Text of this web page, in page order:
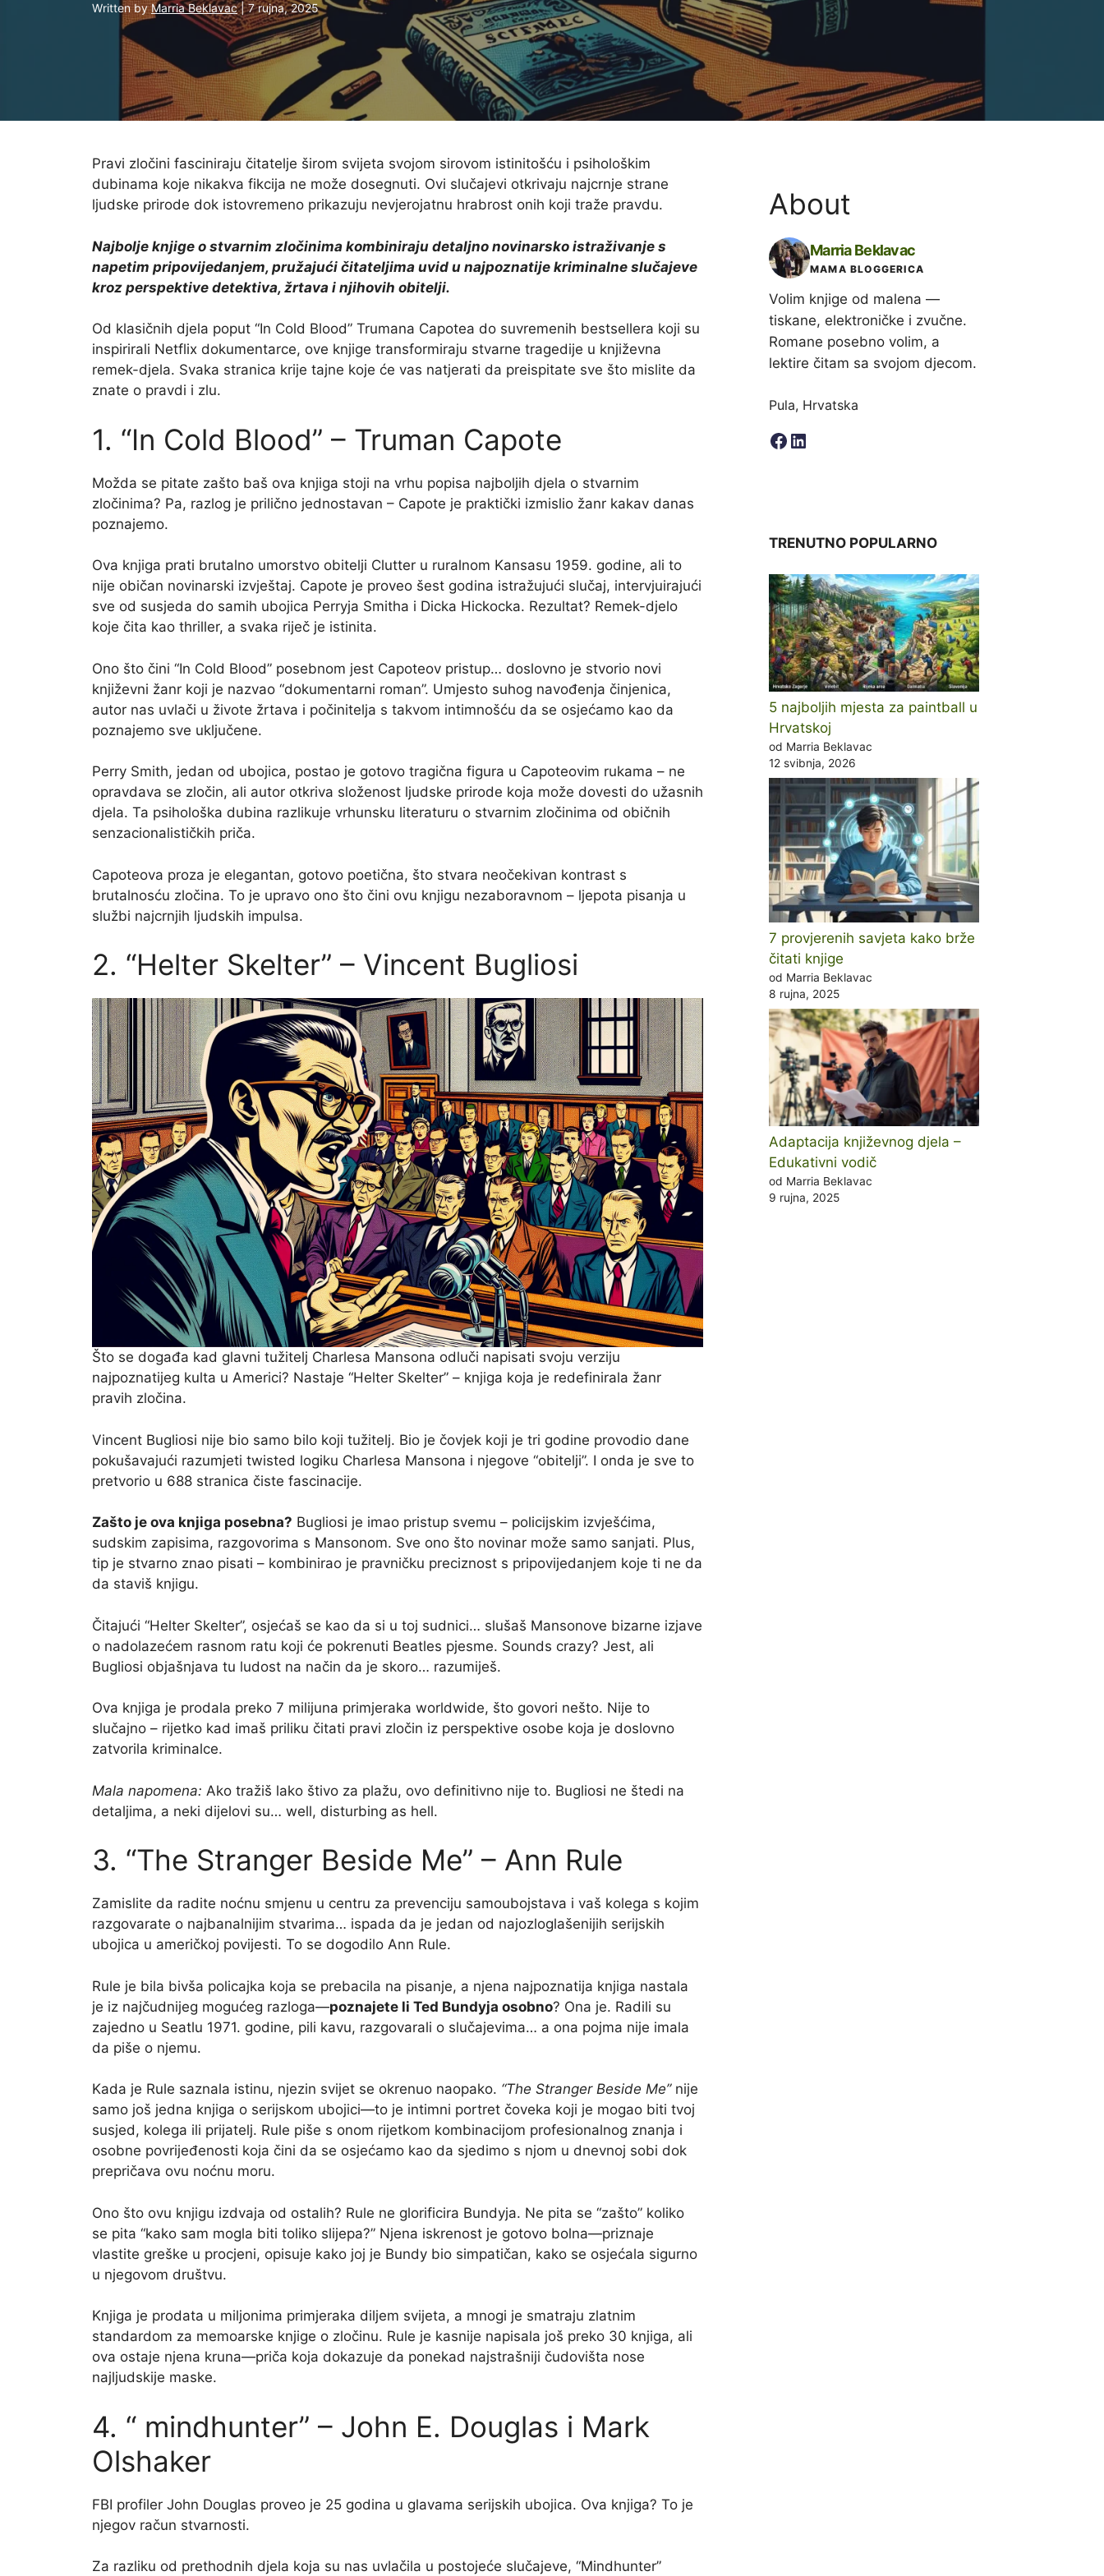
Written byMarria Beklavac| 7 rujna, 2025
Pravi zločini fasciniraju čitatelje širom svijeta svojom sirovom istinitošću i psihološkim
dubinama koje nikakva fikcija ne može dosegnuti. Ovi slučajevi otkrivaju najcrnje strane
ljudske prirode dok istovremeno prikazuju nevjerojatnu hrabrost onih koji traže pravdu.
Najbolje knjige o stvarnim zločinima kombiniraju detaljno novinarsko istraživanje s
napetim pripovijedanjem, pružajući čitateljima uvid u najpoznatije kriminalne slučajeve
kroz perspektive detektiva, žrtava i njihovih obitelji.
Od klasičnih djela poput “In Cold Blood” Trumana Capotea do suvremenih bestsellera koji su
inspirirali Netflix dokumentarce, ove knjige transformiraju stvarne tragedije u književna
remek-djela. Svaka stranica krije tajne koje će vas natjerati da preispitate sve što mislite da
znate o pravdi i zlu.
1. “In Cold Blood” – Truman Capote
Možda se pitate zašto baš ova knjiga stoji na vrhu popisa najboljih djela o stvarnim
zločinima? Pa, razlog je prilično jednostavan – Capote je praktički izmislio žanr kakav danas
poznajemo.
Ova knjiga prati brutalno umorstvo obitelji Clutter u ruralnom Kansasu 1959. godine, ali to
nije običan novinarski izvještaj. Capote je proveo šest godina istražujući slučaj, intervjuirajući
sve od susjeda do samih ubojica Perryja Smitha i Dicka Hickocka. Rezultat? Remek-djelo
koje čita kao thriller, a svaka riječ je istinita.
Ono što čini “In Cold Blood” posebnom jest Capoteov pristup… doslovno je stvorio novi
književni žanr koji je nazvao “dokumentarni roman”. Umjesto suhog navođenja činjenica,
autor nas uvlači u živote žrtava i počinitelja s takvom intimnošću da se osjećamo kao da
poznajemo sve uključene.
Perry Smith, jedan od ubojica, postao je gotovo tragična figura u Capoteovim rukama – ne
opravdava se zločin, ali autor otkriva složenost ljudske prirode koja može dovesti do užasnih
djela. Ta psihološka dubina razlikuje vrhunsku literaturu o stvarnim zločinima od običnih
senzacionalističkih priča.
Capoteova proza je elegantan, gotovo poetična, što stvara neočekivan kontrast s
brutalnosću zločina. To je upravo ono što čini ovu knjigu nezaboravnom – ljepota pisanja u
službi najcrnjih ljudskih impulsa.
2. “Helter Skelter” – Vincent Bugliosi
Što se događa kad glavni tužitelj Charlesa Mansona odluči napisati svoju verziju
najpoznatijeg kulta u Americi? Nastaje “Helter Skelter” – knjiga koja je redefinirala žanr
pravih zločina.
Vincent Bugliosi nije bio samo bilo koji tužitelj. Bio je čovjek koji je tri godine provodio dane
pokušavajući razumjeti twisted logiku Charlesa Mansona i njegove “obitelji”. I onda je sve to
pretvorio u 688 stranica čiste fascinacije.
Zašto je ova knjiga posebna? Bugliosi je imao pristup svemu – policijskim izvješćima,
sudskim zapisima, razgovorima s Mansonom. Sve ono što novinar može samo sanjati. Plus,
tip je stvarno znao pisati – kombinirao je pravničku preciznost s pripovijedanjem koje ti ne da
da staviš knjigu.
Čitajući “Helter Skelter”, osjećaš se kao da si u toj sudnici… slušaš Mansonove bizarne izjave
o nadolazećem rasnom ratu koji će pokrenuti Beatles pjesme. Sounds crazy? Jest, ali
Bugliosi objašnjava tu ludost na način da je skoro… razumiješ.
Ova knjiga je prodala preko 7 milijuna primjeraka worldwide, što govori nešto. Nije to
slučajno – rijetko kad imaš priliku čitati pravi zločin iz perspektive osobe koja je doslovno
zatvorila kriminalce.
Mala napomena: Ako tražiš lako štivo za plažu, ovo definitivno nije to. Bugliosi ne štedi na
detaljima, a neki dijelovi su… well, disturbing as hell.
3. “The Stranger Beside Me” – Ann Rule
Zamislite da radite noćnu smjenu u centru za prevenciju samoubojstava i vaš kolega s kojim
razgovarate o najbanalnijim stvarima… ispada da je jedan od najozloglašenijih serijskih
ubojica u američkoj povijesti. To se dogodilo Ann Rule.
Rule je bila bivša policajka koja se prebacila na pisanje, a njena najpoznatija knjiga nastala
je iz najčudnijeg mogućeg razloga—poznajete li Ted Bundyja osobno? Ona je. Radili su
zajedno u Seatlu 1971. godine, pili kavu, razgovarali o slučajevima… a ona pojma nije imala
da piše o njemu.
Kada je Rule saznala istinu, njezin svijet se okrenuo naopako. “The Stranger Beside Me”nije
samo još jedna knjiga o serijskom ubojici—to je intimni portret čoveka koji je mogao biti tvoj
susjed, kolega ili prijatelj. Rule piše s onom rijetkom kombinacijom profesionalnog znanja i
osobne povrijeđenosti koja čini da se osjećamo kao da sjedimo s njom u dnevnoj sobi dok
prepričava ovu noćnu moru.
Ono što ovu knjigu izdvaja od ostalih? Rule ne glorificira Bundyja. Ne pita se “zašto” koliko
se pita “kako sam mogla biti toliko slijepa?” Njena iskrenost je gotovo bolna—priznaje
vlastite greške u procjeni, opisuje kako joj je Bundy bio simpatičan, kako se osjećala sigurno
u njegovom društvu.
Knjiga je prodata u miljonima primjeraka diljem svijeta, a mnogi je smatraju zlatnim
standardom za memoarske knjige o zločinu. Rule je kasnije napisala još preko 30 knjiga, ali
ova ostaje njena kruna—priča koja dokazuje da ponekad najstrašniji čudovišta nose
najljudskije maske.
4. “ mindhunter” – John E. Douglas i Mark
Olshaker
FBI profiler John Douglas proveo je 25 godina u glavama serijskih ubojica. Ova knjiga? To je
njegov račun stvarnosti.
Za razliku od prethodnih djela koja su nas uvlačila u postojeće slučajeve, “Mindhunter”
About
Marria Beklavac
MAMA BLOGGERICA
Volim knjige od malena —
tiskane, elektroničke i zvučne.
Romane posebno volim, a
lektire čitam sa svojom djecom.
Pula, Hrvatska
Facebook
LinkedIn
TRENUTNO POPULARNO
5 najboljih mjesta za paintball u
Hrvatskoj
od Marria Beklavac
12 svibnja, 2026
7 provjerenih savjeta kako brže
čitati knjige
od Marria Beklavac
8 rujna, 2025
Adaptacija književnog djela –
Edukativni vodič
od Marria Beklavac
9 rujna, 2025